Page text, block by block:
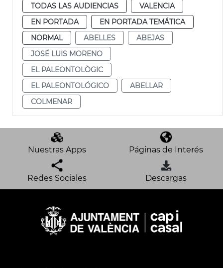
TODAS LAS AUDIENCIAS
VALENCIA
EN PORTADA
EN PORTADA TEMÁTICA
NORMAL
ABELLES
ABEJAS
JOSÉ LUIS MORENO
EL PALEONTOLÒGIC
EL PALEONTOLÓGICO
ABELLAR
COLMENAR
Nuestras Apps Páginas de Interés
Redes Sociales Descargas